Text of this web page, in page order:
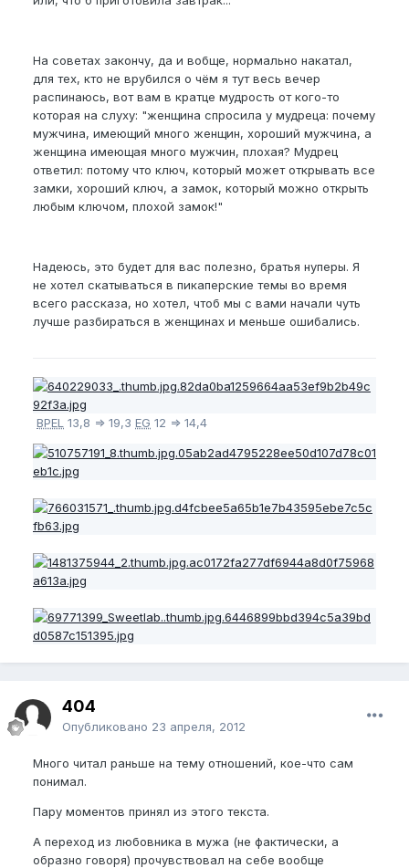
На советах закончу, да и вобще, нормально накатал,
для тех, кто не врубился о чём я тут весь вечер
распинаюсь, вот вам в кратце мудрость от кого-то
которая на слуху: "женщина спросила у мудреца: почему
мужчина, имеющий много женщин, хороший мужчина, а
женщина имеющая много мужчин, плохая? Мудрец
ответил: потому что ключ, который может открывать все
замки, хороший ключ, а замок, который можно открыть
любым ключом, плохой замок!"
Надеюсь, это будет для вас полезно, братья нуперы. Я
не хотел скатываться в пикаперские темы во время
всего рассказа, но хотел, чтоб мы с вами начали чуть
лучше разбираться в женщинах и меньше ошибались.
BPEL 13,8 => 19,3 EG 12 => 14,4
404
Опубликовано 23 апреля, 2012
Много читал раньше на тему отношений, кое-что сам
понимал.
Пару моментов принял из этого текста.
А переход из любовника в мужа (не фактически, а
образно говоря) прочувствовал на себе вообще